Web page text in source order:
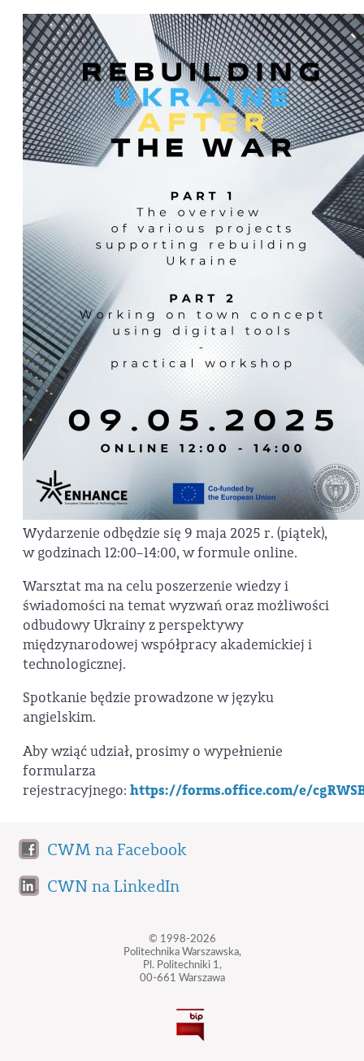
Wydarzenie odbędzie się 9 maja 2025 r. (piątek),
w godzinach 12:00–14:00, w formule online.
Warsztat ma na celu poszerzenie wiedzy i
świadomości na temat wyzwań oraz możliwości
odbudowy Ukrainy z perspektywy
międzynarodowej współpracy akademickiej i
technologicznej.
Spotkanie będzie prowadzone w języku
angielskim.
Aby wziąć udział, prosimy o wypełnienie
formularza
rejestracyjnego: https://forms.office.com/e/
CWM na Facebook
CWN na LinkedIn
© 1998-2026
Politechnika Warszawska,
Pl. Politechniki 1,
00-661 Warszawa